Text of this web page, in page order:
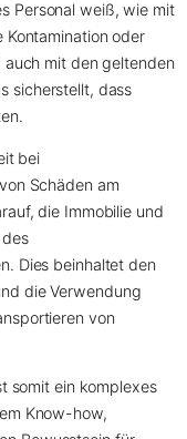
Personal weiß, wie mit
Kontamination oder
auch mit den geltenden
sicherstellt, dass
bei
Schäden am
die Immobilie und
Dies beinhaltet den
die Verwendung
von
somit ein komplexes
Know-how,